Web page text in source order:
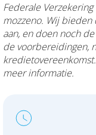
Federale
mozzeno. Wij bieden
aan, en doen noch
de voorbereidingen,
meer informatie.